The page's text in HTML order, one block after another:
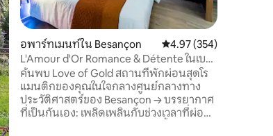
อพาร์ทเมนท์ใน Besançon คะแนนเฉลี่ย 4.97 จาก
4.97 (354)
L'Amour d'Or Romance & Détente ในเบซ็
องซง
ค้นพบ Love of Gold สถานที่พักผ่อนสุดโร
แมนติกของคุณในใจกลางศูนย์กลางทาง
ประวัติศาสตร์ของ Besançon → บรรยากาศ
ที่เป็นกันเอง: เพลิดเพลินกับช่วงเวลาที่ผ่อน